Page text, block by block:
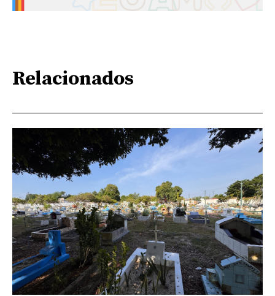
Relacionados